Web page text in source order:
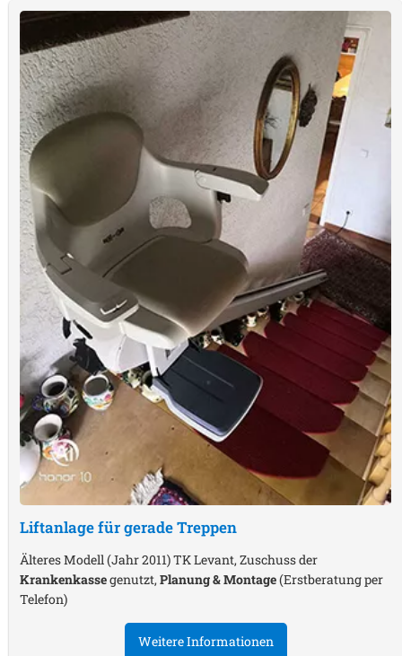
Liftanlage für gerade Treppen
Älteres Modell (Jahr 2011) TK Levant, Zuschuss der
Krankenkassegenutzt,Planung & Montage(Erstberatung per
Telefon)
Weitere Informationen